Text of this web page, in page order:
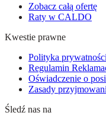
Zobacz całą ofertę
Raty w CALDO
Kwestie prawne
Polityka prywatności
Regulamin
Oświadczenie o
Zasady
Śledź nas na